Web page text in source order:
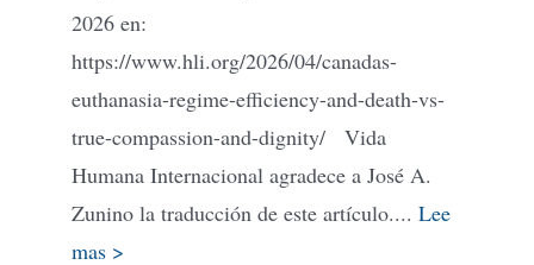
2026 en:
https://www.hli.org/2026/04/canadas-
euthanasia-regime-efficiency-and-death-vs-
true-compassion-and-dignity/ Vida
Humana Internacional agradece a José A.
Zunino la traducción de este artículo.... Lee
mas >